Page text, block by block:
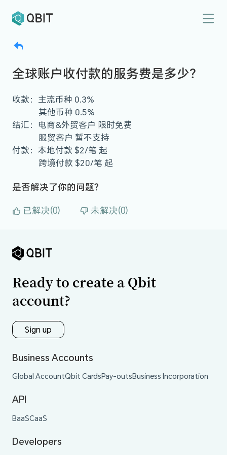
全球账户收付款的服务费是多少？
收款：主流币种 0.3%
其他币种 0.5%
结汇：电商&外贸客户 限时免费
服贸客户 暂不支持
付款：本地付款 $2/笔 起
跨境付款 $20/笔 起
是否解决了你的问题？
已解决(0)
未解决(0)
Ready to create a Qbit
account?
Sign up
Business Accounts
Global AccountQbit CardsPay-outsBusiness Incorporation
API
BaaSCaaS
Developers